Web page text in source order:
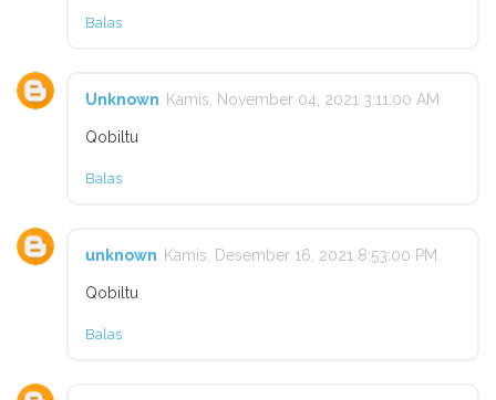
Balas
Unknown Kamis, November 04, 2021 3:11:00 AM
Qobiltu
Balas
unknown Kamis, Desember 16, 2021 8:53:00 PM
Qobiltu
Balas